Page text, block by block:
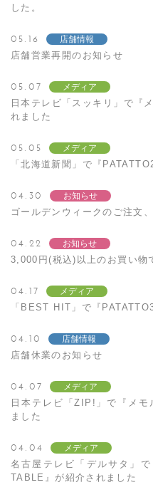
した。
05.16 店舗情報
店舗営業再開のお知らせ
05.07 メディア
日本テレビ「スッキリ」で『
れました
05.05 メディア
「北海道新聞」で『
04.30 お知らせ
ゴールデンウィークのご注文
04.22 お知らせ
3,000円(税込)以上のお買い物
04.17 メディア
「BEST HIT」で『
04.10 店舗情報
店舗休業のお知らせ
04.07 メディア
日本テレビ「ZIP!」で『メ
ました
04.04 メディア
名古屋テレビ「デルサタ」
TABLE』が紹介されました